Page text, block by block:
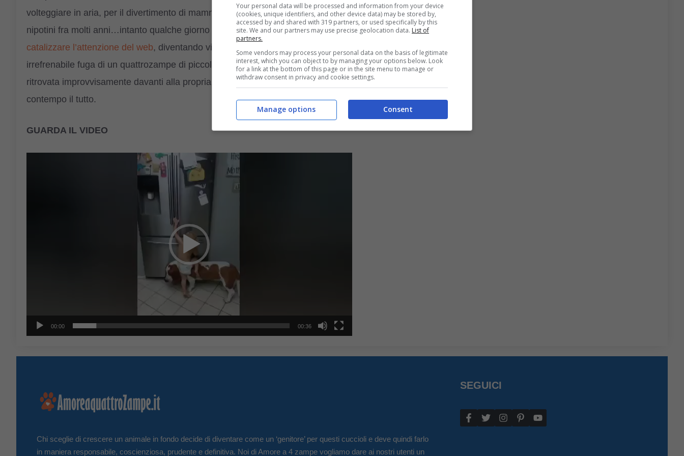
volteggiare in aria, per il divertimento di mamma che sta riprendendo l’intera scena da rivedere con i
nipotini fra molti anni…intanto qualche giorno fa
un altro video con protagonista un cane era riuscito a
catalizzare l’attenzione del web, diventando virale in poco tempo. In esso è possibile assistere alla
irrefrenabile fuga di un quattrozampe di piccola taglia con tanto di guinzaglio, con una ragazza che se lo è
ritrovata improvvisamente davanti alla propria bici e ha deciso di inseguirlo per salvarlo, filmando al
contempo il tutto.
GUARDA IL VIDEO
00:00 00:36
Chi sceglie di crescere un animale in fondo decide di diventare come un ‘genitore’ per questi cuccioli e deve quindi farlo
in maniera responsabile, coscienziosa, prudente e definitiva. Noi di Amore a 4 zampe vogliamo dare ai nostri utenti un
SEGUICI
Your personal data will be processed and information from your device
(cookies, unique identifiers, and other device data) may be stored by,
accessed by and shared with 319 partners, or used specifically by this
site. We and our partners may use precise geolocation data. List of
partners.
Some vendors may process your personal data on the basis of legitimate
interest, which you can object to by managing your options below. Look
for a link at the bottom of this page or in the site menu to manage or
withdraw consent in privacy and cookie settings.
Consent
Manage options